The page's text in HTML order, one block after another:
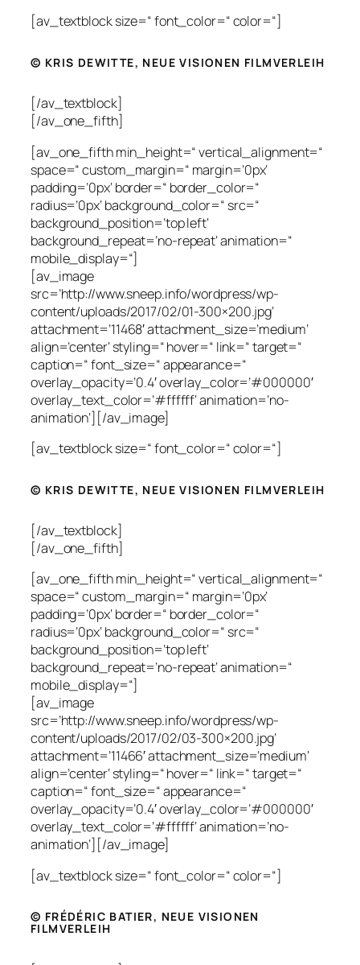
[av_textblock size=“ font_color=“ color=“]
© KRIS DEWITTE, NEUE VISIONEN FILMVERLEIH
[/av_textblock]
[/av_one_fifth]
[av_one_fifth min_height=“ vertical_alignment=“
space=“ custom_margin=“ margin=’0px‘
padding=’0px‘ border=“ border_color=“
radius=’0px‘ background_color=“ src=“
background_position=’top left‘
background_repeat=’no-repeat‘ animation=“
mobile_display=“]
[av_image
src=’http://www.sneep.info/wordpress/wp-
content/uploads/2017/02/01-300×200.jpg‘
attachment=’11468′ attachment_size=’medium‘
align=’center‘ styling=“ hover=“ link=“ target=“
caption=“ font_size=“ appearance=“
overlay_opacity=’0.4′ overlay_color=’#000000′
overlay_text_color=’#ffffff‘ animation=’no-
animation‘][/av_image]
[av_textblock size=“ font_color=“ color=“]
© KRIS DEWITTE, NEUE VISIONEN FILMVERLEIH
[/av_textblock]
[/av_one_fifth]
[av_one_fifth min_height=“ vertical_alignment=“
space=“ custom_margin=“ margin=’0px‘
padding=’0px‘ border=“ border_color=“
radius=’0px‘ background_color=“ src=“
background_position=’top left‘
background_repeat=’no-repeat‘ animation=“
mobile_display=“]
[av_image
src=’http://www.sneep.info/wordpress/wp-
content/uploads/2017/02/03-300×200.jpg‘
attachment=’11466′ attachment_size=’medium‘
align=’center‘ styling=“ hover=“ link=“ target=“
caption=“ font_size=“ appearance=“
overlay_opacity=’0.4′ overlay_color=’#000000′
overlay_text_color=’#ffffff‘ animation=’no-
animation‘][/av_image]
[av_textblock size=“ font_color=“ color=“]
© FRÉDÉRIC BATIER, NEUE VISIONEN
FILMVERLEIH